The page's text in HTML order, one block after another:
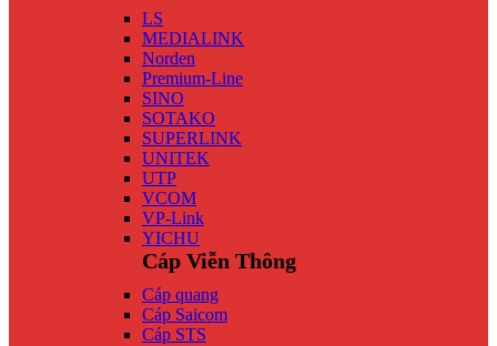
LS
MEDIALINK
Norden
Premium-Line
SINO
SOTAKO
SUPERLINK
UNITEK
UTP
VCOM
VP-Link
YICHU
Cáp Viễn Thông
Cáp quang
Cáp Saicom
Cáp STS